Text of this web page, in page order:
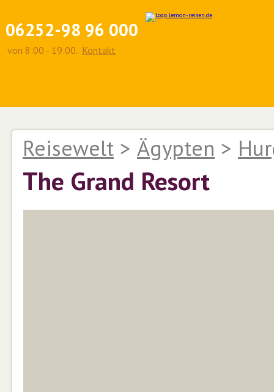
06252-98 96 000
von 8:00 - 19:00. Kontakt
Reisewelt > Ägypten >
The Grand Resort